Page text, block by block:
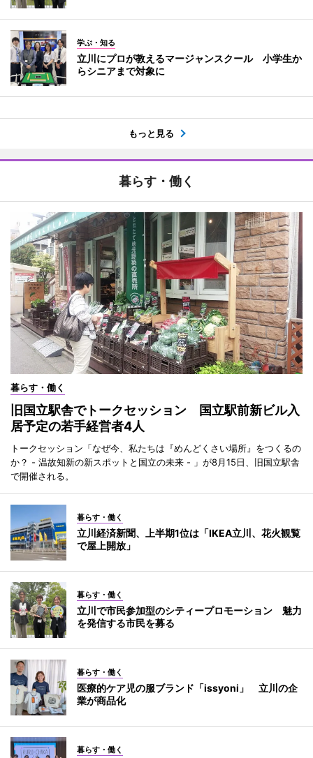
学ぶ・知る
立川にプロが教えるマージャンスクール 小学生か
らシニアまで対象に
もっと見る
暮らす・働く
暮らす・働く
旧国立駅舎でトークセッション 国立駅前新ビル入
居予定の若手経営者4人
トークセッション「なぜ今、私たちは『めんどくさい場所』をつくるの
か？ - 温故知新の新スポットと国立の未来 - 」が8月15日、旧国立駅舎
で開催される。
暮らす・働く
立川経済新聞、上半期1位は「IKEA立川、花火観覧
で屋上開放」
暮らす・働く
立川で市民参加型のシティープロモーション 魅力
を発信する市民を募る
暮らす・働く
医療的ケア児の服ブランド「issyoni」 立川の企
業が商品化
暮らす・働く